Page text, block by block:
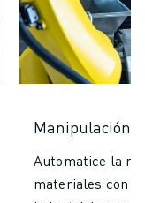
Manipulación
Automatice la
materiales con